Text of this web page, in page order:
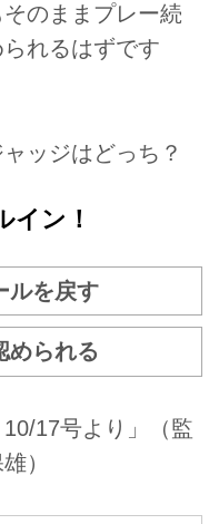
のままプレー続
れるはずです
ッジはどっち？
イン！
ルを戻す
められる
10/17号より」（監
）